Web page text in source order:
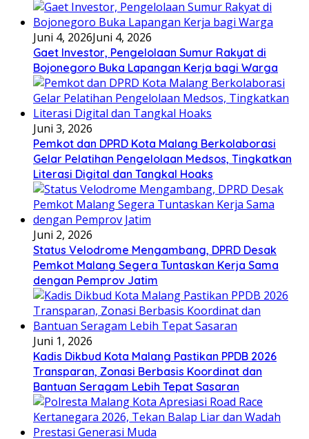
Juni 4, 2026Juni 4, 2026
Gaet Investor, Pengelolaan Sumur Rakyat di
Bojonegoro Buka Lapangan Kerja bagi Warga
Juni 3, 2026
Pemkot dan DPRD Kota Malang Berkolaborasi
Gelar Pelatihan Pengelolaan Medsos, Tingkatkan
Literasi Digital dan Tangkal Hoaks
Juni 2, 2026
Status Velodrome Mengambang, DPRD Desak
Pemkot Malang Segera Tuntaskan Kerja Sama
dengan Pemprov Jatim
Juni 1, 2026
Kadis Dikbud Kota Malang Pastikan PPDB 2026
Transparan, Zonasi Berbasis Koordinat dan
Bantuan Seragam Lebih Tepat Sasaran